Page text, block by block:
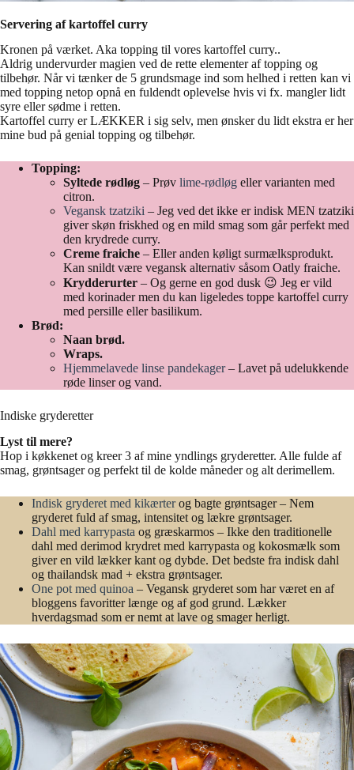
Servering af kartoffel curry
Kronen på værket. Aka topping til vores kartoffel curry..
Aldrig undervurder magien ved de rette elementer af topping og
tilbehør. Når vi tænker de 5 grundsmage ind som helhed i retten kan vi
med topping netop opnå en fuldendt oplevelse hvis vi fx. mangler lidt
syre eller sødme i retten.
Kartoffel curry er LÆKKER i sig selv, men ønsker du lidt ekstra er her
mine bud på genial topping og tilbehør.
Topping:
Syltede rødløg – Prøv lime-rødløg eller varianten med
citron.
Vegansk tzatziki – Jeg ved det ikke er indisk MEN tzatziki
giver skøn friskhed og en mild smag som går perfekt med
den krydrede curry.
Creme fraiche – Eller anden køligt surmælksprodukt.
Kan snildt være vegansk alternativ såsom Oatly fraiche.
Krydderurter – Og gerne en god dusk 😉 Jeg er vild
med korinader men du kan ligeledes toppe kartoffel curry
med persille eller basilikum.
Brød:
Naan brød.
Wraps.
Hjemmelavede linse pandekager– Lavet på udelukkende
røde linser og vand.
Indiske gryderetter
Lyst til mere?
Hop i køkkenet og kreer 3 af mine yndlings gryderetter. Alle fulde af
smag, grøntsager og perfekt til de kolde måneder og alt derimellem.
Indisk gryderet med kikærterog bagte grøntsager – Nem
gryderet fuld af smag, intensitet og lækre grøntsager.
Dahl med karrypasta og græskarmos – Ikke den traditionelle
dahl med derimod krydret med karrypasta og kokosmælk som
giver en vild lækker kant og dybde. Det bedste fra indisk dahl
og thailandsk mad + ekstra grøntsager.
One pot med quinoa – Vegansk gryderet som har været en af
bloggens favoritter længe og af god grund. Lækker
hverdagsmad som er nemt at lave og smager herligt.